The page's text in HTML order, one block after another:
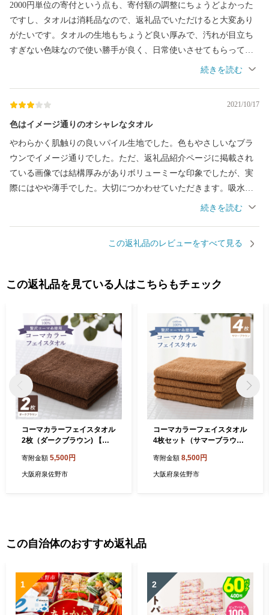
2000円単位の寄付という点も、寄付額の調整にちょうどよかった
ですし、タオルは消耗品なので、返礼品でいただけると大変あり
がたいです。タオルの生地もちょうど良い厚みで、汚れが目立ち
すぎない色味なので使い勝手が良く、日常使いさせてもらってい
2021/10/17
色はイメージ通りのオシャレなタオル
やわらかく肌触りの良いパイル生地でした。色もやさしいなブラ
ウンでイメージ通りでした。ただ、返礼品紹介ページに掲載され
ている画像では結構厚みがありボリューミーな印象でしたが、実
際にはやや薄手でした。大切につかわせていただきます。吸水性
この返礼品のレビューをすべて見る
この返礼品を見ている人はこちらもチェック
コーマカラーフェイスタオル
2枚（ダークブラウン) 【泉
使い 無地 シンプル 日用品】
005A782
寄附金額 5,500円
大阪府泉佐野市
コーマカラーフェイスタオル
4枚セット（サマーブラウ
薄手 普段使い 無地 シンプル
日用品】 010B1907
寄附金額 8,500円
大阪府泉佐野市
この自治体のおすすめ返礼品
1 2